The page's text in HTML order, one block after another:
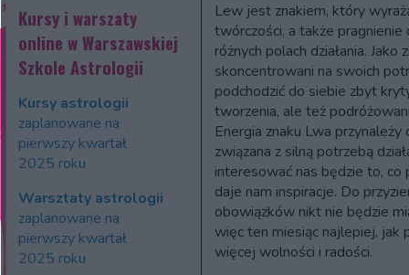
Kursy i warszaty
online w Warszawskiej
Szkole Astrologii
Kursy astrologii
zaplanowane na
pierwszy kwartał
2025 roku
Warsztaty astrologii
zaplanowane na
pierwszy kwartał
2025 roku
Lew jest znakiem, który
twórczości, a także
różnych polach działania.
skoncentrowani na swoich
podchodzić do siebie zbyt
tworzenia, ale też
Energia znaku Lwa
związana z silną potrzebą
interesować nas będzie to, co
daje nam inspiracje. Do
obowiązków nikt nie będzie
więc ten miesiąc najlepiej,
więcej wolności i radości.